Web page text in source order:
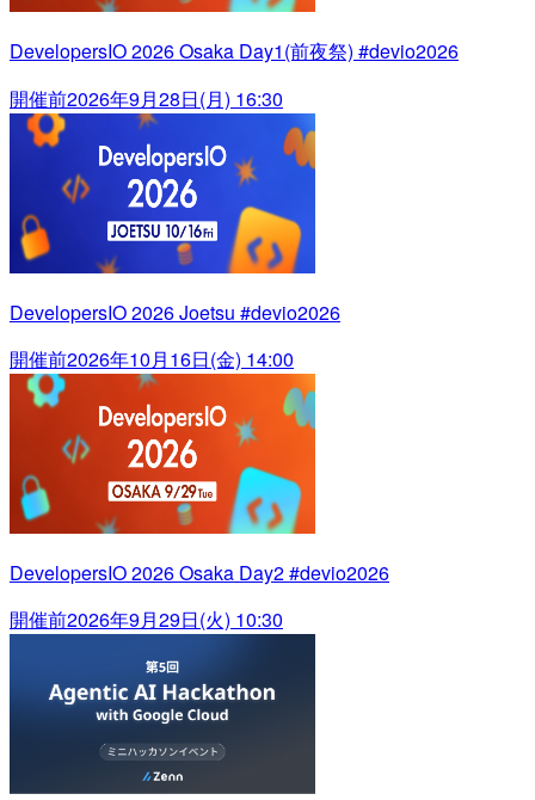
DevelopersIO 2026 Osaka Day1(前夜祭) #devio2026
開催前2026年9月28日(月) 16:30
DevelopersIO 2026 Joetsu #devio2026
開催前2026年10月16日(金) 14:00
DevelopersIO 2026 Osaka Day2 #devio2026
開催前2026年9月29日(火) 10:30